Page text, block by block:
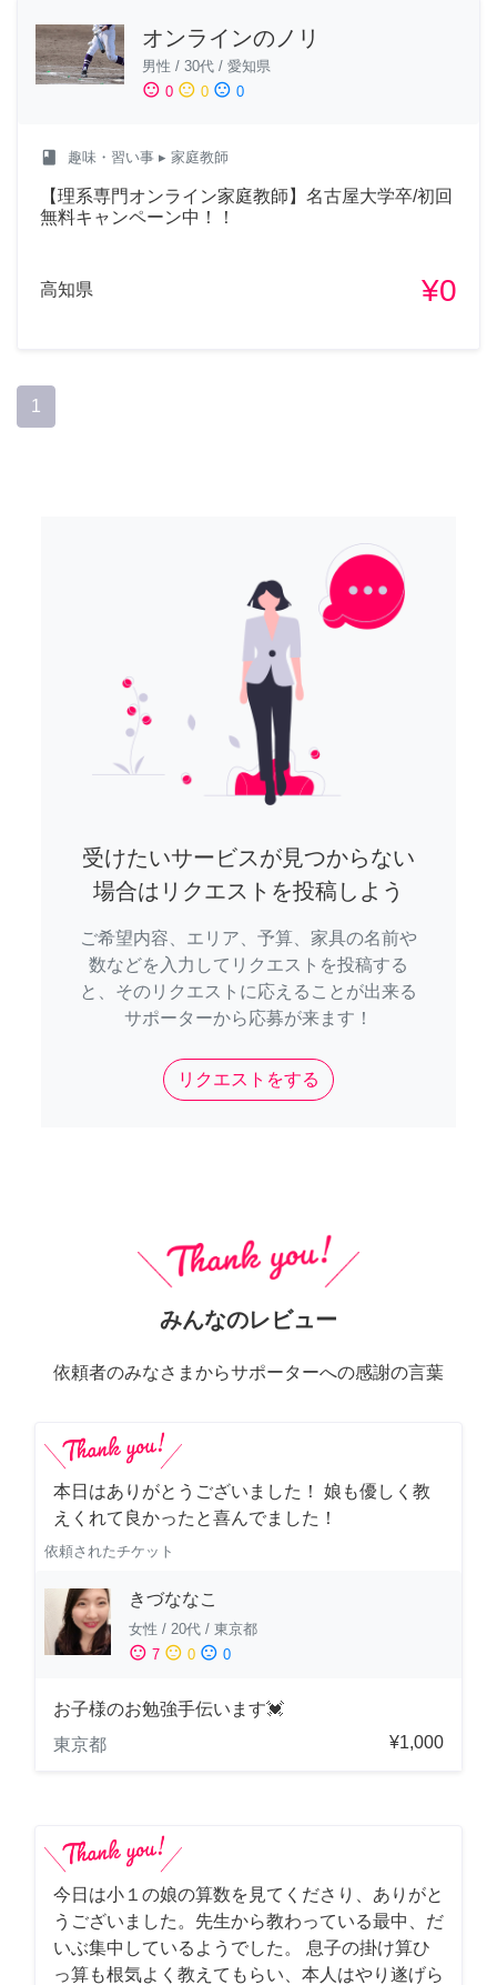
オンラインのノリ
男性 / 30代 / 愛知県
sentiment_satisfied 0 sentiment_neutral 0 sentiment_dissatisfied 0
class 趣味・習い事 ▸ 家庭教師
【理系専門オンライン家庭教師】名古屋大学卒/初回
無料キャンペーン中！！
高知県 ¥0
1
受けたいサービスが見つからない
場合はリクエストを投稿しよう
ご希望内容、エリア、予算、家具の名前や
数などを入力してリクエストを投稿する
と、そのリクエストに応えることが出来る
サポーターから応募が来ます！
リクエストをする
みんなのレビュー
依頼者のみなさまからサポーターへの感謝の言葉
本日はありがとうございました！ 娘も優しく教
えくれて良かったと喜んでました！
依頼されたチケット
きづななこ
女性 / 20代 / 東京都
sentiment_satisfied 7 sentiment_neutral 0 sentiment_dissatisfied 0
お子様のお勉強手伝います💓
東京都
¥1,000
今日は小１の娘の算数を見てくださり、ありがと
うございました。先生から教わっている最中、だ
いぶ集中しているようでした。 息子の掛け算ひ
っ算も根気よく教えてもらい、本人はやり遂げら